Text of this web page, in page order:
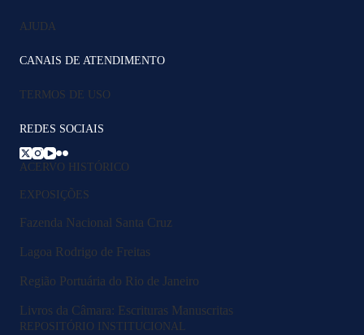
AJUDA
CANAIS DE ATENDIMENTO
TERMOS DE USO
REDES SOCIAIS
ACERVO HISTÓRICO
EXPOSIÇÕES
Fazenda Nacional Santa Cruz
Lagoa Rodrigo de Freitas
Região Portuária do Rio de Janeiro
Livros da Câmara: Escrituras Manuscritas
REPOSITÓRIO INSTITUCIONAL